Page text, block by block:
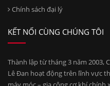
Chính sách đại lý
KẾT NỐI CÙNG CHÚNG TÔI
Thành lập từ tháng 3 năm 2003,
Lê Đan hoạt động trên lĩnh vực